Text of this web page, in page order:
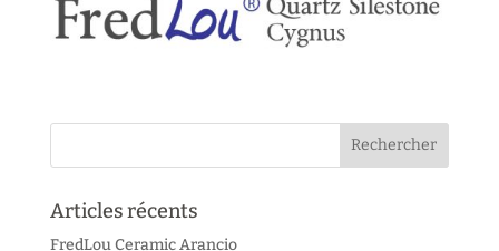
Articles récents
FredLou Ceramic Arancio